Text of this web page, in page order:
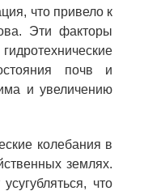
что привело к
Эти факторы
почв и
и увеличению
колебания в
землях.
что